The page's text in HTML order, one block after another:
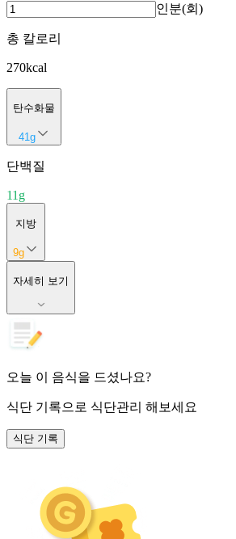
인분(회)
총 칼로리
270kcal
탄수화물
41g
단백질
11 g
지방
9g
자세히 보기
오늘 이 음식을 드셨나요?
식단 기록으로 식단관리 해보세요
식단 기록